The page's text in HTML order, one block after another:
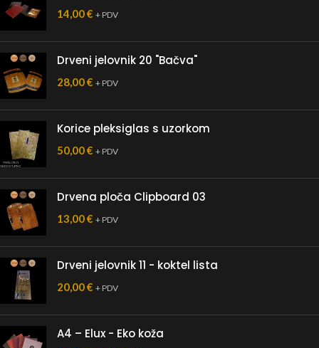
14,00€ + PDV
Drveni jelovnik 20 "Bačva"
28,00€ + PDV
Korice pleksiglas s uzorkom
50,00€ + PDV
Drvena ploča Clipboard 03
13,00€ + PDV
Drveni jelovnik 11 - koktel lista
20,00€ + PDV
A4 – Elux - Eko koža